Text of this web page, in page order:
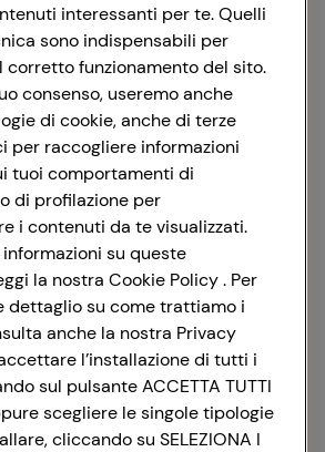
{{recover-pwd}} o {{recover-email}}
reCAPTCHA e si applicano
Google
Oppure
account social, rimarrai connesso per 12 ore.
Accedi con Google
interessanti per te. Quelli
sono indispensabili per
corretto funzionamento del sito.
consenso, useremo anche
di cookie, anche di terze
per raccogliere informazioni
tuoi comportamenti di
di profilazione per
i contenuti da te visualizzati.
su queste
la nostra Cookie Policy . Per
dettaglio su come trattiamo i
anche la nostra Privacy
l’installazione di tutti i
sul pulsante ACCETTA TUTTI
scegliere le singole tipologie
cliccando su SELEZIONA I